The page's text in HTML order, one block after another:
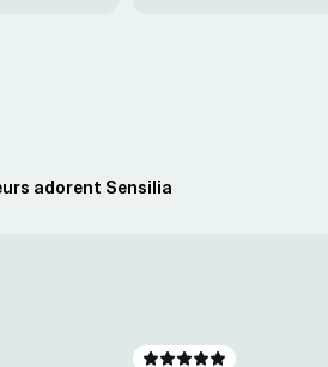
adorent Sensilia